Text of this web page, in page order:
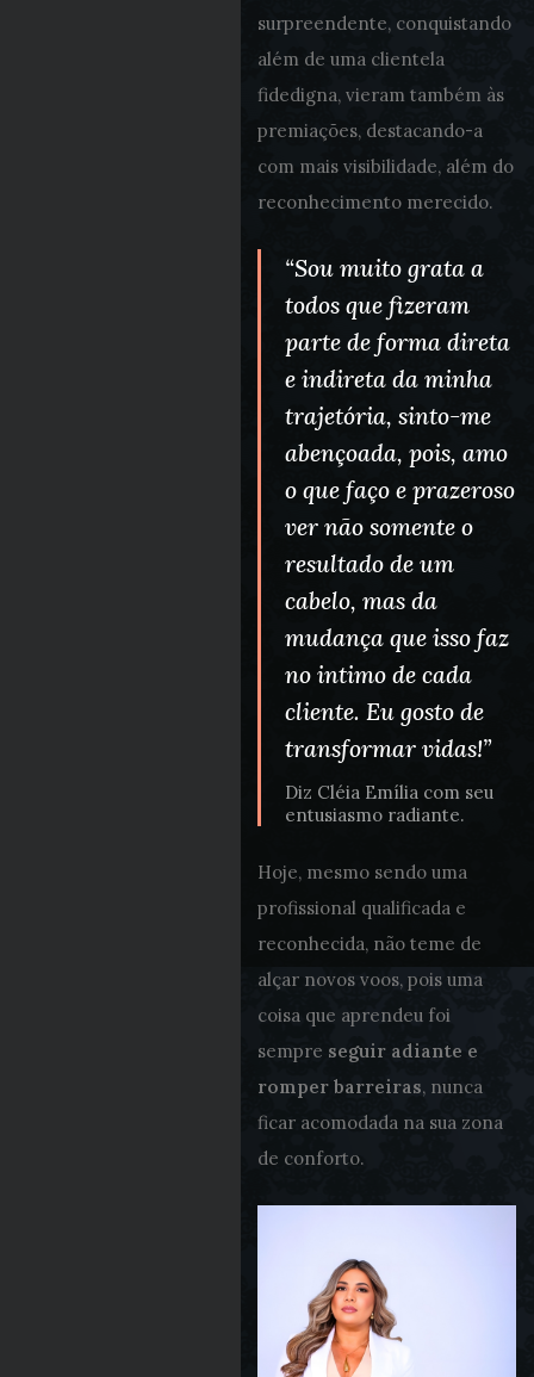
surpreendente, conquistando
além de uma clientela
fidedigna, vieram também às
premiações, destacando-a
com mais visibilidade, além do
reconhecimento merecido.
“Sou muito grata a
todos que fizeram
parte de forma direta
e indireta da minha
trajetória, sinto-me
abençoada, pois, amo
o que faço e prazeroso
ver não somente o
resultado de um
cabelo, mas da
mudança que isso faz
no intimo de cada
cliente. Eu gosto de
transformar vidas!”
Diz Cléia Emília com seu
entusiasmo radiante.
Hoje, mesmo sendo uma
profissional qualificada e
reconhecida, não teme de
alçar novos voos, pois uma
coisa que aprendeu foi
sempre seguir adiante e
romper barreiras, nunca
ficar acomodada na sua zona
de conforto.